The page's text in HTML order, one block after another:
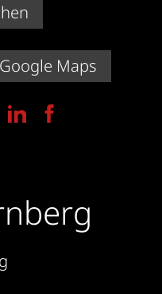
Maps